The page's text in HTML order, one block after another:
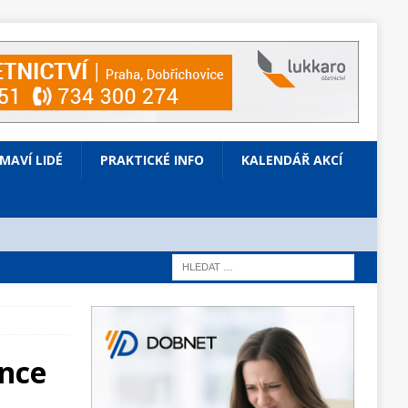
LIDÉ PRAKTICKÉ INFO KALENDÁŘ AKCÍ